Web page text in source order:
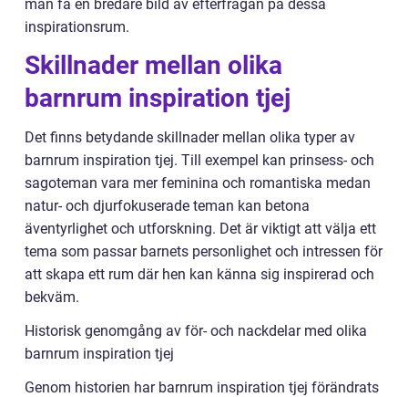
man få en bredare bild av efterfrågan på dessa
inspirationsrum.
Skillnader mellan olika
barnrum inspiration tjej
Det finns betydande skillnader mellan olika typer av
barnrum inspiration tjej. Till exempel kan prinsess- och
sagoteman vara mer feminina och romantiska medan
natur- och djurfokuserade teman kan betona
äventyrlighet och utforskning. Det är viktigt att välja ett
tema som passar barnets personlighet och intressen för
att skapa ett rum där hen kan känna sig inspirerad och
bekväm.
Historisk genomgång av för- och nackdelar med olika
barnrum inspiration tjej
Genom historien har barnrum inspiration tjej förändrats